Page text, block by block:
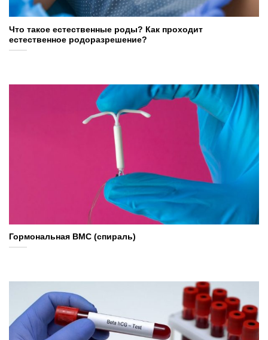
Что такое естественные роды? Как проходит
естественное родоразрешение?
Гормональная ВМС (спираль)